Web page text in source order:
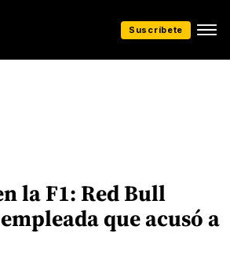
Suscríbete
la F1: Red Bull
que acusó a